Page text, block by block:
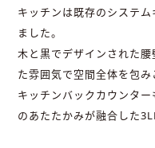
キッチンは既存のシステ
ました。
木と黒でデザインされた
た雰囲気で空間全体を包み
キッチンバックカウンタ
のあたたかみが融合した